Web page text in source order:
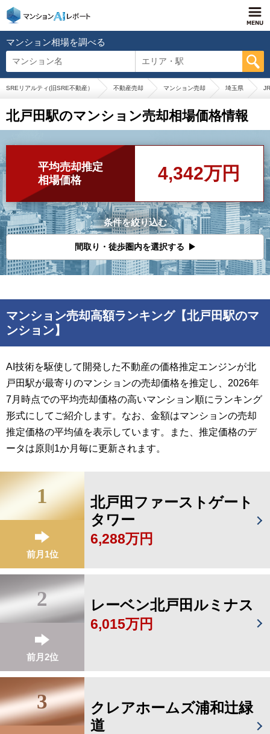
マンション相場を調べる
マンション名 エリア・駅
SREリアルティ(旧SRE不動産） 不動産売却 マンション売却 埼玉県
北戸田駅のマンション売却相場価格情報
平均売却推定
相場価格
4,342万円
条件を絞り込む
間取り・徒歩圏内を選択する
マンション売却高額ランキング【北戸田駅のマ
ンション】
AI技術を駆使して開発した不動産の価格推定エンジンが北
戸田駅が最寄りのマンションの売却価格を推定し、2026年
7月時点での平均売却価格の高いマンション順にランキング
形式にしてご紹介します。なお、金額はマンションの売却
推定価格の平均値を表示しています。また、推定価格のデ
ータは原則1か月毎に更新されます。
1
前月1位
北戸田ファーストゲート
タワー
6,288万円
2
前月2位
レーベン北戸田ルミナス
6,015万円
3
クレアホームズ浦和辻緑
道